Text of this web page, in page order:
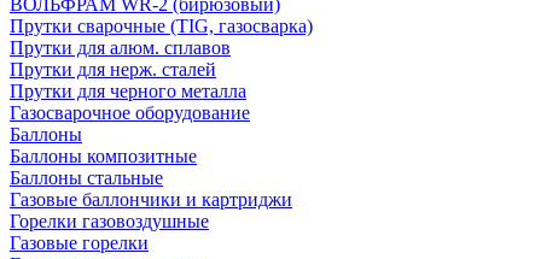
ВОЛЬФРАМ WR-2 (бирюзовый)
Прутки сварочные (TIG, газосварка)
Прутки для алюм. сплавов
Прутки для нерж. сталей
Прутки для черного металла
Газосварочное оборудование
Баллоны
Баллоны композитные
Баллоны стальные
Газовые баллончики и картриджи
Горелки газовоздушные
Газовые горелки